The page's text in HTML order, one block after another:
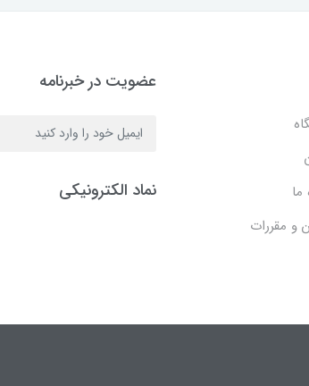
ما
و مقررات
عضویت در خبرنامه
نماد الکترونیکی